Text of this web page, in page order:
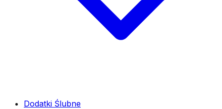
Dodatki Ślubne